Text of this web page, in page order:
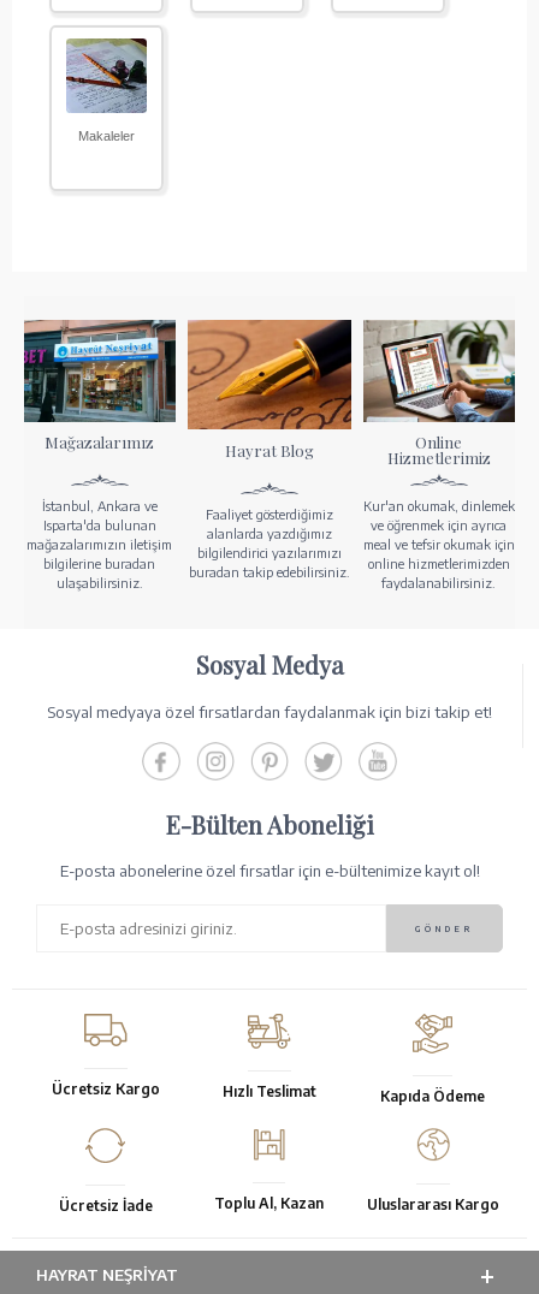
Makaleler
Mağazalarımız
İstanbul, Ankara ve
Isparta'da bulunan
mağazalarımızın iletişim
bilgilerine buradan
ulaşabilirsiniz.
Hayrat Blog
Faaliyet gösterdiğimiz
alanlarda yazdığımız
bilgilendirici yazılarımızı
buradan takip edebilirsiniz.
Online
Hizmetlerimiz
Kur'an okumak, dinlemek
ve öğrenmek için ayrıca
meal ve tefsir okumak için
online hizmetlerimizden
faydalanabilirsiniz.
Sosyal Medya
Sosyal medyaya özel fırsatlardan faydalanmak için bizi takip et!
E-Bülten Aboneliği
E-posta abonelerine özel fırsatlar için e-bültenimize kayıt ol!
Ücretsiz Kargo Hızlı Teslimat Kapıda Ödeme
Ücretsiz İade Toplu Al, Kazan Uluslararası Kargo
HAYRAT NEŞRIYAT